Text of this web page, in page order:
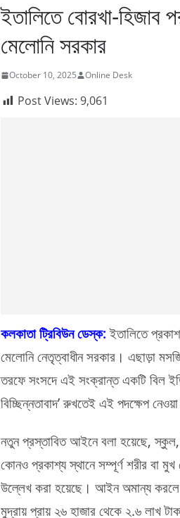
ইতালিতে বোরখা-
মেলোনি সরকার
October 10, 2025 Online Desk
Post Views: 9,061
কলকাতা ট্রিবিউন ডেস্ক:ইতালিতে
মেলোনি নেতৃত্বাধীন সরকার। এছাড়া
তরফে সংসদে এই সংক্রান্ত একটি বিল
বিচ্ছিন্নতাবাদ’ রুখতেই এই পদক্ষেপ
নতুন প্রস্তাবিত আইনে বলা হয়েছে, স্কুল,
কোনও প্রকাশ্য স্থানে সম্পূর্ণ শরীর বা
উল্লেখ করা হয়েছে। আইন অমান্য করলে
মুদ্রায় প্রায় ২৬ হাজার থেকে ২.৬ লাখ